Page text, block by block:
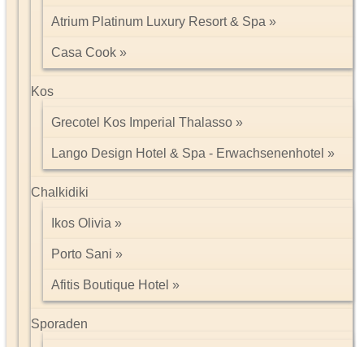
Atrium Platinum Luxury Resort & Spa
Casa Cook
Kos
Grecotel Kos Imperial Thalasso
Lango Design Hotel & Spa - Erwachsenenhotel
Chalkidiki
Ikos Olivia
Porto Sani
Afitis Boutique Hotel
Sporaden
Orient des Anbieters DERTOUR.
Datenschutz
Tel: 089 74612323